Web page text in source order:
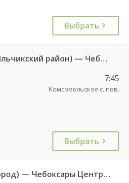
Выбрать
Новые Шимкусы с. (Яльчикский район) — Чебоксары Центральный АВ 653
7:45
Комсомольское с. пов.
Выбрать
Ульяновск (Новый город) — Чебоксары Центральный АВ 7909